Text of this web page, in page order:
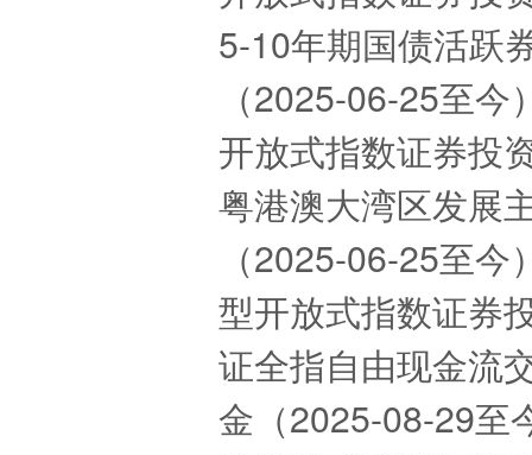
5-10年期国债活跃
（2025-06-25至
开放式指数证券投
粤港澳大湾区发展
（2025-06-25至
型开放式指数证券
证全指自由现金流
金（2025-08-29至